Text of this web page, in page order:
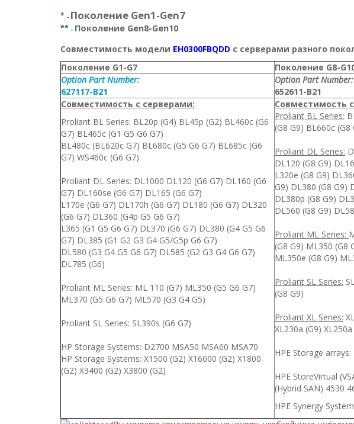
* - Поколение Gen1-Gen7
** - Поколение Gen8-Gen10
Совместимость модели EH0300FBQDD с серверами разного
Поколение G1-G7
Поколение G8-
Option Part Number:
627117-B21
Option Part Number:
652611-B21
Совместимость с серверами:
Proliant BL Series: BL20p (G4) BL45p (G2) BL460c (G6
G7) BL465c (G1 G5 G6 G7)
BL480c (BL620c G7) BL680c (G5 G6 G7) BL685c (G6
G7) WS460c (G6 G7)
Proliant DL Series: DL1000 DL120 (G6 G7) DL160 (G6
G7) DL160se (G6 G7) DL165 (G6 G7)
L170e (G6 G7) DL170h (G6 G7) DL180 (G6 G7) DL320
(G6 G7) DL360 (G4p G5 G6 G7)
L365 (G1 G5 G6 G7) DL370 (G6 G7) DL380 (G4 G5 G6
G7) DL385 (G1 G2 G3 G4 G5/G5p G6 G7)
DL580 (G3 G4 G5 G6 G7) DL585 (G2 G3 G4 G6 G7)
DL785 (G6)
Proliant ML Series: ML 110 (G7) ML350 (G5 G6 G7)
ML370 (G5 G6 G7) ML570 (G3 G4 G5)
Proliant SL Series: SL390s (G6 G7)
HP Storage Systems: D2700 MSA50 MSA60 MSA70
HP Storage Systems: X1500 (G2) X16000 (G2) X1800
(G2) X3400 (G2) X3800 (G2)
Совместимость
Proliant BL Series:
(G8 G9) BL660c (G8
Proliant DL Series:
DL120 (G8 G9)
L320e (G8 G9)
G9) DL380 (G8 G9)
DL380p (G8 G9)
DL560 (G8 G9)
Proliant ML Series:
(G8 G9) ML350 (G8
ML350e (G8 G9)
Proliant SL Series:
(G8 G9)
Proliant XL Series:
XL230a (G9) XL250a
HPE Storage
HPE StoreVirtual
(Hybrid SAN) 4530
HPE Synergy